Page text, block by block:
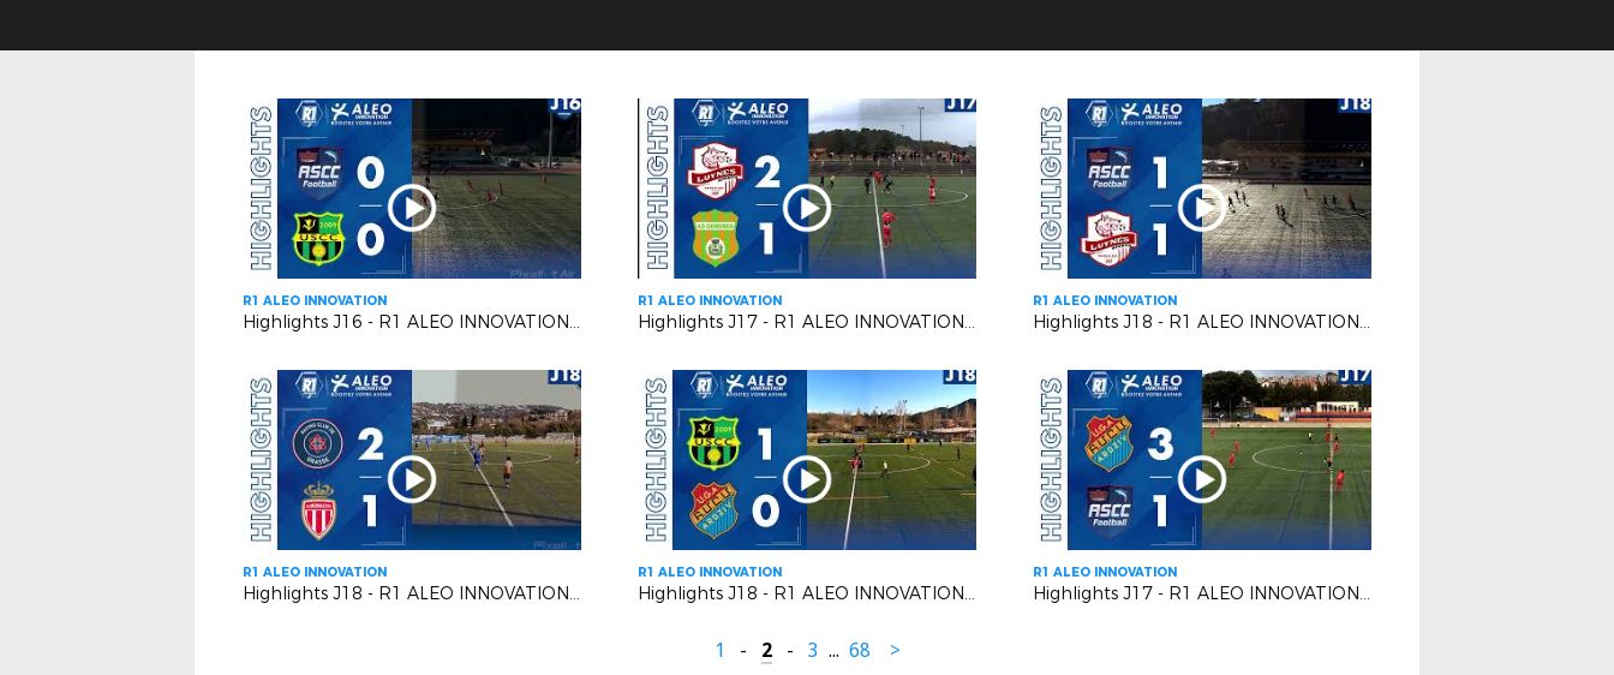
R1 ALEO INNOVATION
Highlights J16 - R1 ALEO INNOVATION | L' AS CAGNES-LE-CROS VS L'US CARQUEIRANNE CRAU
R1 ALEO INNOVATION
Highlights J17 - R1 ALEO INNOVATION | Luynes S. VS A.S. Gémenosienne
R1 ALEO INNOVATION
Highlights J18 - R1 ALEO INNOVATION | AS Cagnes le Cros VS Luynes S.
R1 ALEO INNOVATION
Highlights J18 - R1 ALEO INNOVATION | R.C. Pays de Grasse 2 VS A.S. Monaco F.C. 2
R1 ALEO INNOVATION
Highlights J18 - R1 ALEO INNOVATION | US Carqueiranne Crau VS EUGA Ardziv
R1 ALEO INNOVATION
Highlights J17 - R1 ALEO INNOVATION | EUGA Ardziv VS AS Cagnes le Cros
1 - 2 - 3 ... 68 >